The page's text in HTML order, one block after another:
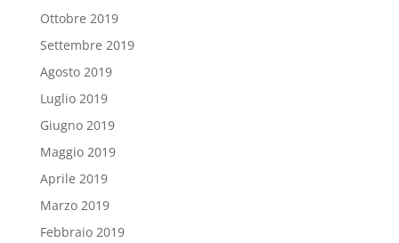
Ottobre 2019
Settembre 2019
Agosto 2019
Luglio 2019
Giugno 2019
Maggio 2019
Aprile 2019
Marzo 2019
Febbraio 2019